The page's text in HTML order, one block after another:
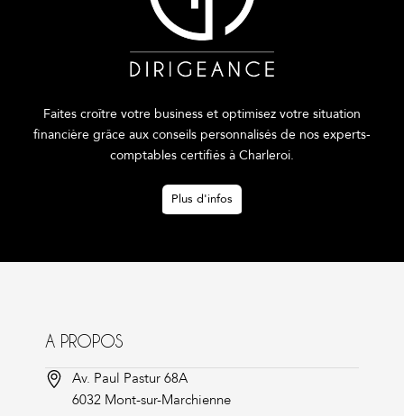
Faites croître votre business et optimisez votre situation
financière grâce aux conseils personnalisés de nos experts-
comptables certifiés à Charleroi.
Plus d'infos
A PROPOS
Av. Paul Pastur 68A
6032 Mont-sur-Marchienne